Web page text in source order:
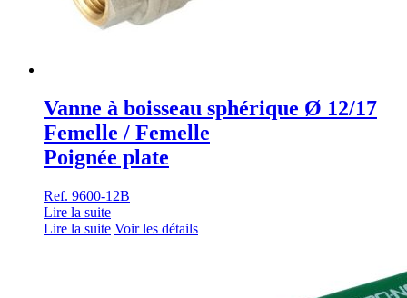
Vanne à boisseau sphérique Ø 12/17
Femelle / Femelle
Poignée plate
Ref. 9600-12B
Lire la suite
Lire la suite Voir les détails